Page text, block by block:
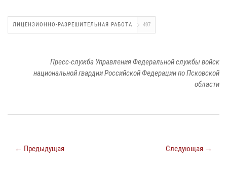
ЛИЦЕНЗИОННО-РАЗРЕШИТЕЛЬНАЯ РАБОТА 497
Пресс-служба Управления Федеральной службы войск
национальной гвардии Российской Федерации по Псковской
области
← Предыдущая Следующая →